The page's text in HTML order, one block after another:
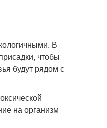
В
чтобы
будут рядом с
на организм